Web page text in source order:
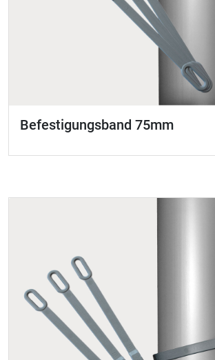
Befestigungsband 75mm